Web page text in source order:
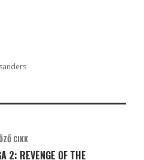
CIKK
2: REVENGE OF THE